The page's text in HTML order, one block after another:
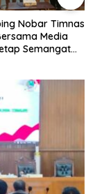
Nobar Timnas
Media
Semangat